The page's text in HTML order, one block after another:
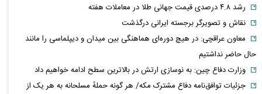
رشد ۴.۸ درصدی قیمت جهانی طلا در معاملات هفته
نقاش و تصویرگر برجسته ایرانی درگذشت
معاون عراقچی: در هیچ دوره‌ای هماهنگی بین میدان و دیپلماسی را مانند
حال حاضر نداشتیم
وزارت دفاع چین: به نوسازی ارتش در بالاترین سطح ادامه خواهیم داد
جزئیات توافق‌نامه دفاع مشترک مکه/ هر گونه حملهٔ مسلحانه به هر یک از